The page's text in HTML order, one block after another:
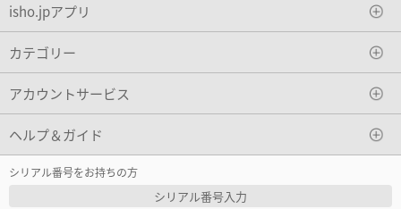
isho.jpアプリ
カテゴリー
アカウントサービス
ヘルプ＆ガイド
シリアル番号をお持ちの方
シリアル番号入力